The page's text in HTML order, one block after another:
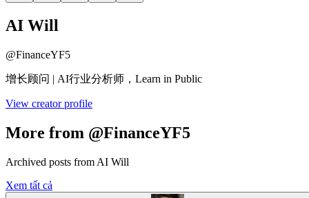
AI Will
@FinanceYF5
增长顾问 | AI行业分析师，Learn in Public
View creator profile
More from @FinanceYF5
Archived posts from AI Will
Xem tất cả